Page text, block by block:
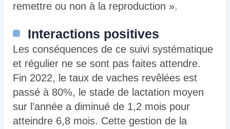
remettre ou non à la reproduction ».
Interactions positives
Les conséquences de ce suivi systématique
et régulier ne se sont pas faites attendre.
Fin 2022, le taux de vaches revêlées est
passé à 80%, le stade de lactation moyen
sur l’année a diminué de 1,2 mois pour
atteindre 6,8 mois. Cette gestion de la